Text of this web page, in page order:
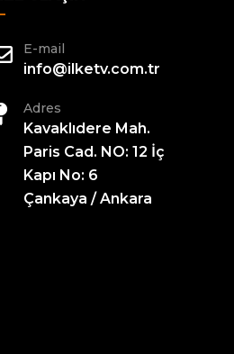
E-mail
info@ilketv.com.tr
Adres
Kavaklıdere Mah.
Paris Cad. NO: 12 İç
Kapı No: 6
Çankaya / Ankara